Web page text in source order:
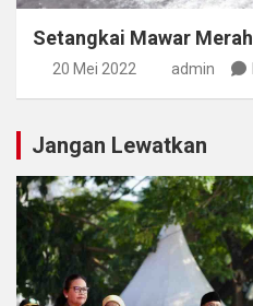
Setangkai Mawar Merah
20 Mei 2022 admin
Jangan Lewatkan